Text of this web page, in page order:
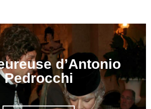
d’Antonio
Pedrocchi